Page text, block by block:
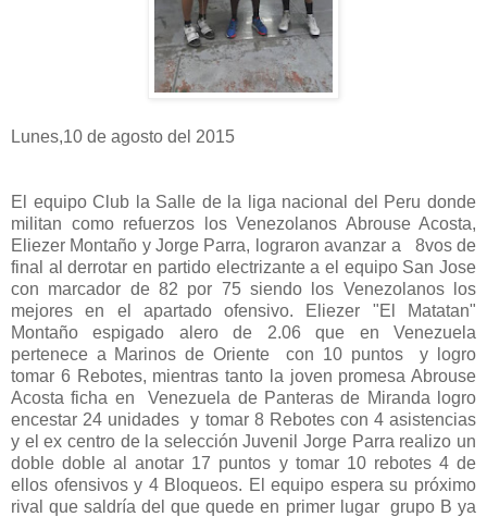
Lunes,10 de agosto del 2015
El equipo Club la Salle de la liga nacional del Peru donde
militan como refuerzos los Venezolanos Abrouse Acosta,
Eliezer Montaño y Jorge Parra, lograron avanzar a 8vos de
final al derrotar en partido electrizante a el equipo San Jose
con marcador de 82 por 75 siendo los Venezolanos los
mejores en el apartado ofensivo. Eliezer "El Matatan"
Montaño espigado alero de 2.06 que en Venezuela
pertenece a Marinos de Oriente con 10 puntos y logro
tomar 6 Rebotes, mientras tanto la joven promesa Abrouse
Acosta ficha en Venezuela de Panteras de Miranda logro
encestar 24 unidades y tomar 8 Rebotes con 4 asistencias
y el ex centro de la selección Juvenil Jorge Parra realizo un
doble doble al anotar 17 puntos y tomar 10 rebotes 4 de
ellos ofensivos y 4 Bloqueos. El equipo espera su próximo
rival que saldría del que quede en primer lugar grupo B ya